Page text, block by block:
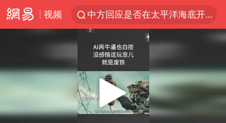
视频
中方回应是否在太平洋海底开采稀土
宇树科技发行价格150.80元/股
吉林一“温度计大楼”读数爆表
贵州轮胎子公司获美国退税8136万
台风白海豚影响中国已成定局